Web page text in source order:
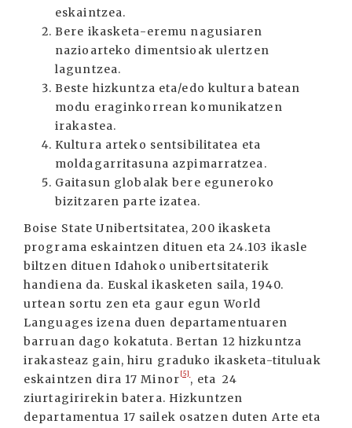
eskaintzea.
Bere ikasketa-eremu nagusiaren
nazioarteko dimentsioak ulertzen
laguntzea.
Beste hizkuntza eta/edo kultura batean
modu eraginkorrean komunikatzen
irakastea.
Kultura arteko sentsibilitatea eta
moldagarritasuna azpimarratzea.
Gaitasun globalak bere eguneroko
bizitzaren parte izatea.
Boise State Unibertsitatea, 200 ikasketa
programa eskaintzen dituen eta 24.103 ikasle
biltzen dituen Idahoko unibertsitaterik
handiena da. Euskal ikasketen saila, 1940.
urtean sortu zen eta gaur egun World
Languages izena duen departamentuaren
barruan dago kokatuta. Bertan 12 hizkuntza
irakasteaz gain, hiru graduko ikasketa-tituluak
eskaintzen dira 17 Minor [5] , eta 24
ziurtagirirekin batera. Hizkuntzen
departamentua 17 sailek osatzen duten Arte eta